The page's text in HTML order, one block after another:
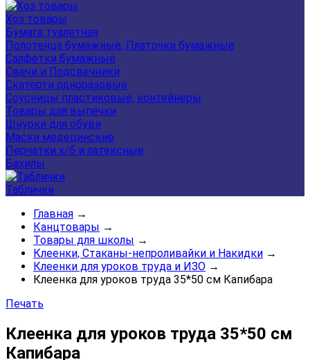
Хоз товары
Бумага туалетная
Полотенца бумажные, Платочки бумажные
Салфетки бумажные
Свечи и Подсвечники
Скатерти одноразовые
Соусницы пластиковые, контейнеры
Товары для выпечки
Шнурки для обуви
Маски медецинские
Перчатки х/б и латексные
Бахилы
Таблички
Главная →
Канцтовары →
Товары для школы →
Клеенки, Стаканы-непроливайки и Накидки →
Клеенки для уроков труда и ИЗО →
Клеенка для уроков труда 35*50 см Капибара
Печать
Клеенка для уроков труда 35*50 см
Капибара